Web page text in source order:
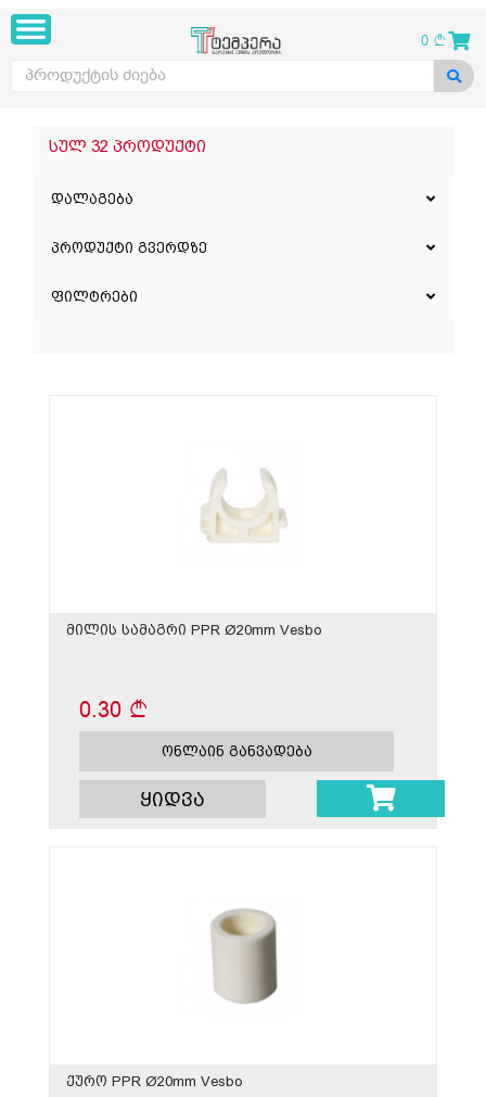
0
სულ 32 პროდუქტი
დალაგება
პროდუქტი გვერდზე
ფილტრები
მილის სამაგრი PPR Ø20mm Vesbo
0.30
ონლაინ განვადება
ყიდვა
ქურო PPR Ø20mm Vesbo